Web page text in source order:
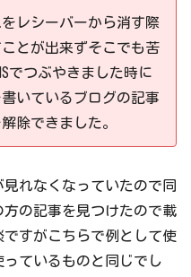
レシーバーから消す際
とが出来ずそこでも苦
でつぶやきました時に
いているブログの記事
除できました。
れなくなっていたので同
の記事を見つけたので載
すがこちらで例として使
ているものと同じでし